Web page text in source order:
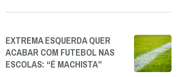
EXTREMA ESQUERDA QUER
ACABAR COM FUTEBOL NAS
ESCOLAS: “É MACHISTA”